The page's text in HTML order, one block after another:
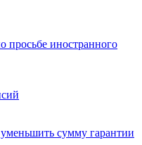
просьбе иностранного
сумму гарантии